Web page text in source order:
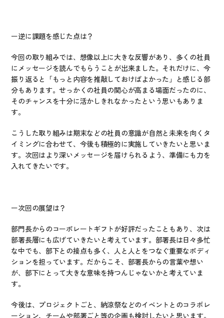
ー逆に課題を感じた点は？
今回の取り組みでは、想像以上に大きな反響があり、多くの社員
にメッセージを読んでもらうことが出来ました。それだけに、今
振り返ると「もっと内容を推敲しておけばよかった」と感じる部
分もあります。せっかくの社員の関心が高まる場面だったのに、
そのチャンスを十分に活かしきれなかったという思いもありま
す。
こうした取り組みは期末などの社員の意識が自然と未来を向くタ
イミングに合わせて、今後も積極的に実施していきたいと思いま
す。次回はより深いメッセージを届けられるよう、準備にも力を
入れてきたいです。
ー次回の展望は？
部門長からのコーポレートギフトが好評だったこともあり、次は
部署長層にも広げていきたいと考えています。部署長は日々多忙
な中でも、部下との接点も多く、人と人とをつなぐ重要なポディ
ションを担っています。だからこそ、部署長からの言葉や想い
が、部下にとって大きな意味を持つんじゃないかと考えていま
す。
今後は、プロジェクトごと、納涼祭などのイベントとのコラボレ
ーション、チームや部署ごと等の企画も検討したいと思います。